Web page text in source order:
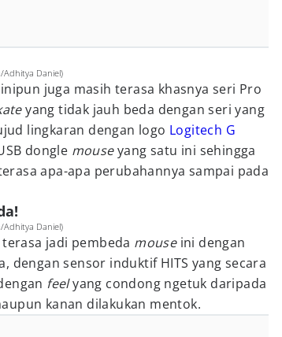
Adhitya Daniel)
juga masih terasa khasnya seri Pro
yang tidak jauh beda dengan seri yang
lingkaran dengan logo Logitech G
dongle mouseyang satu ini sehingga
apa-apa perubahannya sampai pada
Adhitya Daniel)
jadi pembeda mouse ini dengan
dengan sensor induktif HITS yang secara
feelyang condong ngetuk daripada
kanan dilakukan mentok.